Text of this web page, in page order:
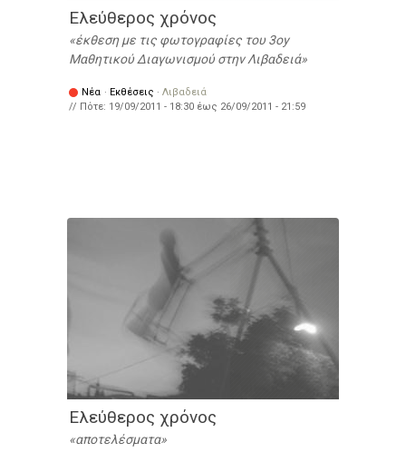
Ελεύθερος χρόνος
έκθεση με τις φωτογραφίες του 3οy
Μαθητικού Διαγωνισμού στην Λιβαδειά
Νέα · Εκθέσεις · Λιβαδειά
// Πότε: 19/09/2011 - 18:30 έως 26/09/2011 - 21:59
Ελεύθερος χρόνος
αποτελέσματα